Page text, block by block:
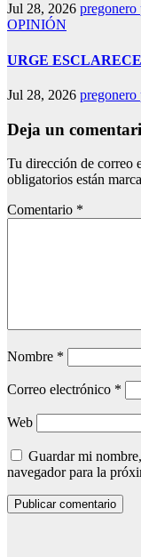
Jul 28, 2026 pregonero
OPINIÓN
URGE
Jul 28, 2026 pregonero
Deja un
Tu dirección de correo
obligatorios están
Comentario *
Nombre *
Correo electrónico *
Web
Guardar mi
navegador para la